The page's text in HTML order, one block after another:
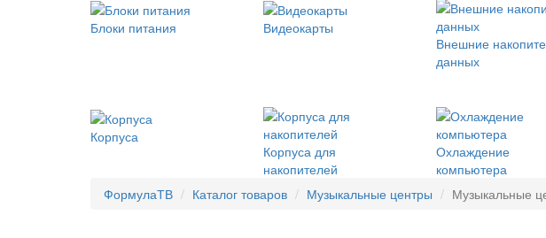
Блоки питания
Видеокарты
Внешние
данных
Корпуса
Корпуса для
накопителей
Охлаждение
компьютера
ФормулаТВ Каталог товаров Музыкальные центры Музыкальные